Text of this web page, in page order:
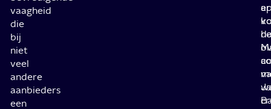
vaagheid
die
bij
niet
veel
andere
aanbieders
een